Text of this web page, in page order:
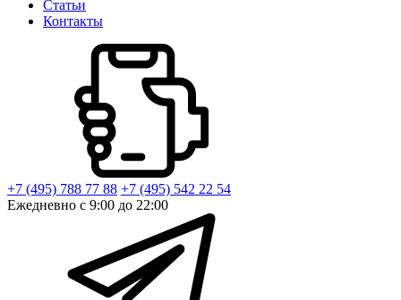
Статьи
Контакты
+7 (495) 788 77 88 +7 (495) 542 22 54
Ежедневно с 9:00 до 22:00